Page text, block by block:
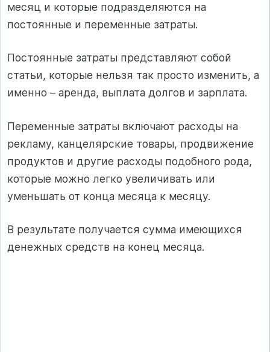
месяц и которые подразделяются на
постоянные и переменные затраты.
Постоянные затраты представляют собой
статьи, которые нельзя так просто изменить, а
именно – аренда, выплата долгов и зарплата.
Переменные затраты включают расходы на
рекламу, канцелярские товары, продвижение
продуктов и другие расходы подобного рода,
которые можно легко увеличивать или
уменьшать от конца месяца к месяцу.
В результате получается сумма имеющихся
денежных средств на конец месяца.